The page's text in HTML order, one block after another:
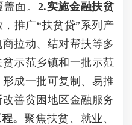
面。 2.实施金融扶贫
推广“扶贫贷”系列产
拉动、结对帮扶等多
示范乡镇和一批示范
成一批可复制、易推
善贫困地区金融服务
。聚焦扶贫、就业、